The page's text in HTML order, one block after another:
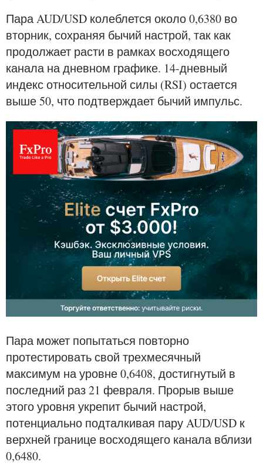
Пара AUD/USD колеблется около 0,6380 во
вторник, сохраняя бычий настрой, так как
продолжает расти в рамках восходящего
канала на дневном графике. 14-дневный
индекс относительной силы (RSI) остается
выше 50, что подтверждает бычий импульс.
Пара может попытаться повторно
протестировать свой трехмесячный
максимум на уровне 0,6408, достигнутый в
последний раз 21 февраля. Прорыв выше
этого уровня укрепит бычий настрой,
потенциально подталкивая пару AUD/USD к
верхней границе восходящего канала вблизи
0,6480.